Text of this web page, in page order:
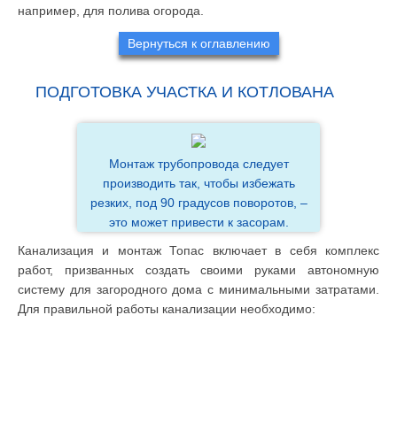
например, для полива огорода.
Вернуться к оглавлению
ПОДГОТОВКА УЧАСТКА И КОТЛОВАНА
Монтаж трубопровода следует
производить так, чтобы избежать
резких, под 90 градусов поворотов, –
это может привести к засорам.
Канализация и монтаж Топас включает в себя комплекс
работ, призванных создать своими руками автономную
систему для загородного дома с минимальными затратами.
Для правильной работы канализации необходимо: